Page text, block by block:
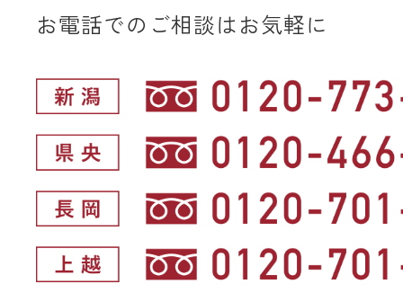
お電話でのご相談はお気軽に